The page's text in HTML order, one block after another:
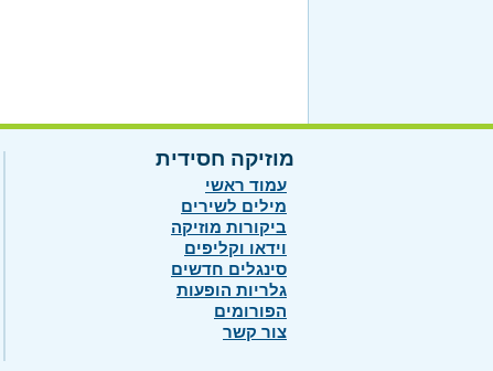
מוזיקה חסידית
עמוד ראשי
מילים לשירים
ביקורות מוזיקה
וידאו וקליפים
סינגלים חדשים
גלריות הופעות
הפורומים
צור קשר